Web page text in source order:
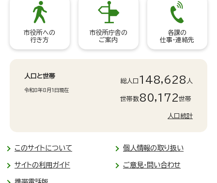
市役所への
行き方
市役所庁舎の
ご案内
各課の
仕事・連絡先
人口と世帯
令和8年8月1日現在
総人口 148,628 人
世帯数80,172世帯
人口統計
このサイトについて 個人情報の取り扱い
サイトの利用ガイド ご意見・問い合わせ